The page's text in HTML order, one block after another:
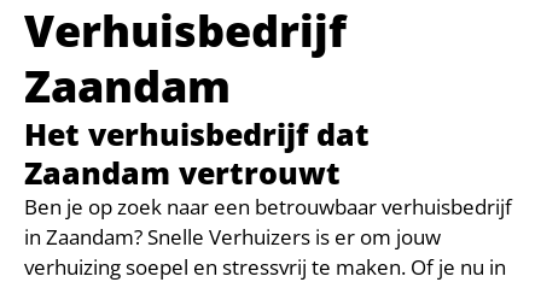
Verhuisbedrijf
Zaandam
Het verhuisbedrijf dat
Zaandam vertrouwt
Ben je op zoek naar een betrouwbaar verhuisbedrijf
in Zaandam? Snelle Verhuizers is er om jouw
verhuizing soepel en stressvrij te maken. Of je nu in